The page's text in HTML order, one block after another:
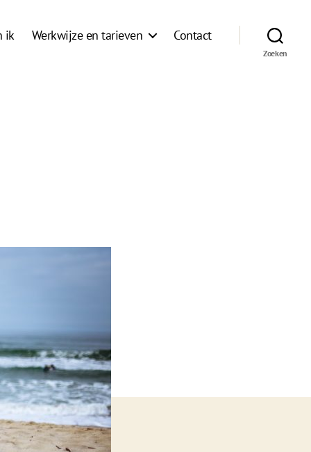
ik Werkwijze en tarieven Contact
Zoeken